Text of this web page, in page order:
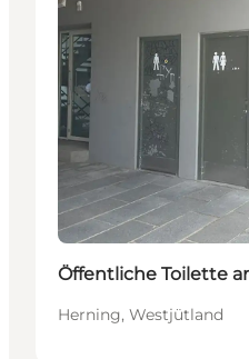
Öffentliche Toilette
Herning, Westjütland